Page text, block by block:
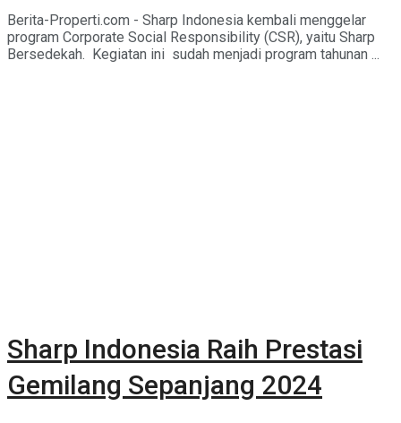
Berita-Properti.com - Sharp Indonesia kembali menggelar
program Corporate Social Responsibility (CSR), yaitu Sharp
Bersedekah. Kegiatan ini sudah menjadi program tahunan ...
Sharp Indonesia Raih Prestasi
Gemilang Sepanjang 2024